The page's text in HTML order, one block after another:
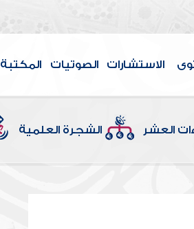
الاستشارات الصوتيات المكتبة
العشر الشجرة العلمية